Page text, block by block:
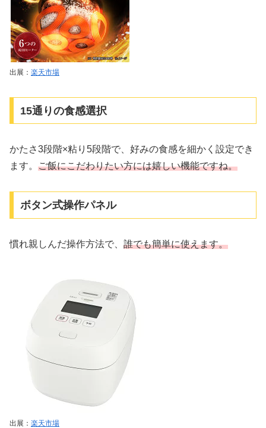
出展： 楽天市場
15通りの食感選択
かたさ3段階×粘り5段階で、好みの食感を細かく設定でき
ます。 ご飯にこだわりたい方には嬉しい機能ですね。
ボタン式操作パネル
慣れ親しんだ操作方法で、 誰でも簡単に使えます。
出展： 楽天市場